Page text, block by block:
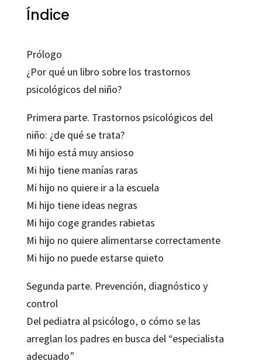
Índice
Prólogo
¿Por qué un libro sobre los trastornos
psicológicos del niño?
Primera parte. Trastornos psicológicos del
niño: ¿de qué se trata?
Mi hijo está muy ansioso
Mi hijo tiene manías raras
Mi hijo no quiere ir a la escuela
Mi hijo tiene ideas negras
Mi hijo coge grandes rabietas
Mi hijo no quiere alimentarse correctamente
Mi hijo no puede estarse quieto
Segunda parte. Prevención, diagnóstico y
control
Del pediatra al psicólogo, o cómo se las
arreglan los padres en busca del “especialista
adecuado”